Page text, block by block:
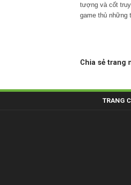
tượng và cốt
game thủ những
Chia sẻ trang
TRANG